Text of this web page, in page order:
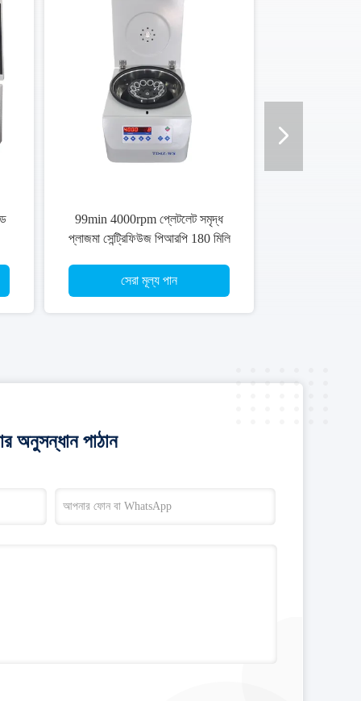
99min 4000rpm প্লেটলেট সমৃদ্ধ
প্লাজমা সেন্ট্রিফিউজ পিআরপি 180 মিলি
সেরা মূল্য পান
অনুসন্ধান পাঠান